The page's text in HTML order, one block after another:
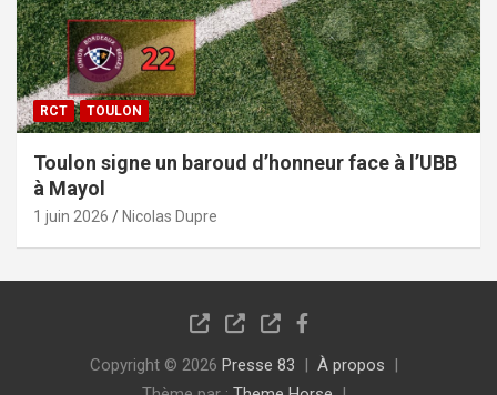
RCT TOULON
Toulon signe un baroud d’honneur face à l’UBB
à Mayol
1 juin 2026 Nicolas Dupre
Copyright © 2026 Presse 83
À propos